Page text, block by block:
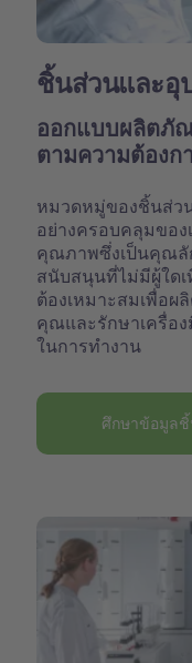
ชิ้นส่วนและอุ
ออกแบบผลิตภั
ตามความต้อง
หมวดหมู่ของชิ้นส่ว
อย่างครอบคลุมขอ
คุณภาพซึ่งเป็นคุณลั
สนับสนุนที่ไม่มีผู้ใด
ต้องเหมาะสมเพื่อผ
คุณและรักษาเครื่อ
ในการทำงาน
ศึกษาข้อมูลชิ้